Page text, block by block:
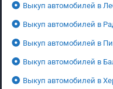
Выкуп автомобилей в
Выкуп автомобилей в
Выкуп автомобилей в
Выкуп автомобилей в
Выкуп автомобилей в